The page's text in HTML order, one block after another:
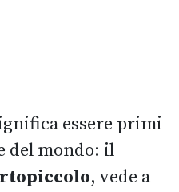
essere primi
del mondo: il
, vede a